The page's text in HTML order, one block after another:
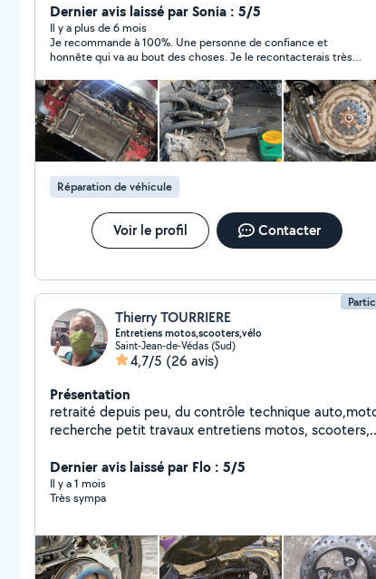
véhicules personnalisé. Remplacement moteur,
embrayage , distribution , recherche de pannes,
entretien,freinage .. Nous proposons aussi de
l'esthétique ( CarPlay, ciel de toit étoilé,
calandre , kit ambiance led ect..) N'hésitez pas à nous
contacté pour un devis .
Dernier avis laissé par Sonia : 5/5
Il y a plus de 6 mois
Je recommande à 100%. Une personne de confiance et
honnête qui va au bout des choses. Je le recontacterais très
merci !!
Réparation de véhicule
Voir le profil Contacter
Thierry TOURRIERE
Entretiens motos,scooters,vélo
Saint-Jean-de-Védas (Sud)
4,7/5 (26 avis)
Présentation
retraité depuis peu, du contrôle technique auto,moto,
recherche petit travaux entretiens motos, scooters,
Dernier avis laissé par Flo : 5/5
Il y a 1 mois
Très sympa